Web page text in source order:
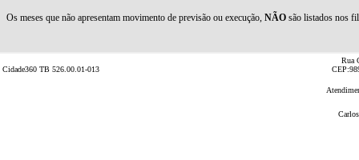
Cidade360 TB 526.00.01-013
Rua